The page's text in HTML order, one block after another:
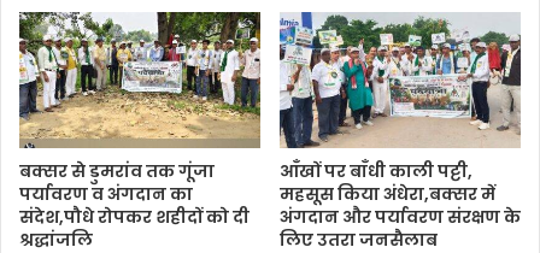
बक्सर से डुमरांव तक गूंजा
पर्यावरण व अंगदान का
संदेश,पौधे रोपकर शहीदों को दी
श्रद्धांजलि
आँखों पर बाँधी काली पट्टी,
महसूस किया अंधेरा,बक्सर में
अंगदान और पर्यावरण संरक्षण के
लिए उतरा जनसैलाब